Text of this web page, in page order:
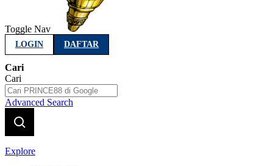
Toggle Nav
LOGIN DAFTAR
Cari
Cari
Advanced Search
Explore